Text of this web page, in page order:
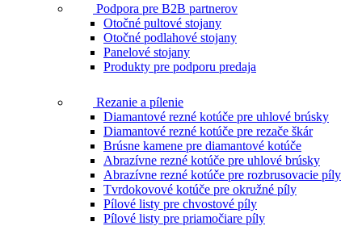
Podpora pre B2B partnerov
Otočné pultové stojany
Otočné podlahové stojany
Panelové stojany
Produkty pre podporu predaja
Rezanie a pílenie
Diamantové rezné kotúče pre uhlové brúsky
Diamantové rezné kotúče pre rezače škár
Brúsne kamene pre diamantové kotúče
Abrazívne rezné kotúče pre uhlové brúsky
Abrazívne rezné kotúče pre rozbrusovacie píly
Tvrdokovové kotúče pre okružné píly
Pílové listy pre chvostové píly
Pílové listy pre priamočiare píly